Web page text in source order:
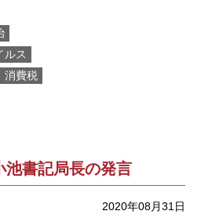
ルス
消費税
書記局長の発言
2020年08月31日